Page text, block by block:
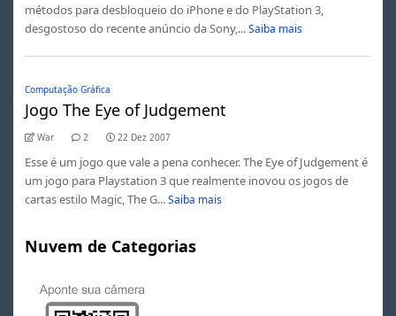
métodos para desbloqueio do iPhone e do PlayStation 3,
desgostoso do recente anúncio da Sony,... Saiba mais
Computação Gráfica
Jogo The Eye of Judgement
War 2 22 Dez 2007
Esse é um jogo que vale a pena conhecer. The Eye of Judgement é
um jogo para Playstation 3 que realmente inovou os jogos de
cartas estilo Magic, The G... Saiba mais
Nuvem de Categorias